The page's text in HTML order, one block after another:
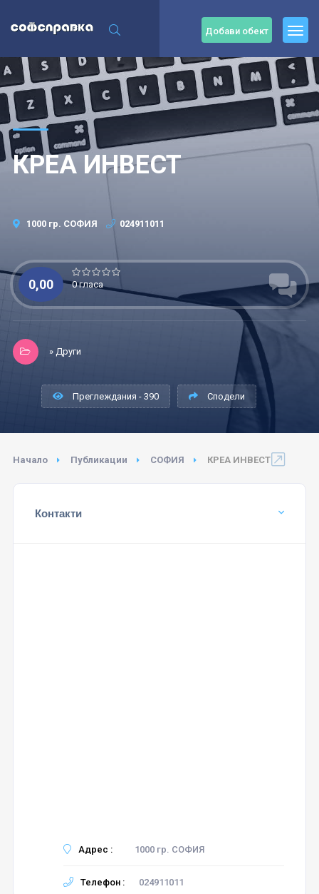
Добави обект
КРЕА ИНВЕСТ
1000 гр. СОФИЯ 024911011
0,00 0 гласа
» Други
Преглеждания - 390 Сподели
Начало Публикации СОФИЯ КРЕА ИНВЕСТ
Контакти
Адрес : 1000 гр. СОФИЯ
Телефон : 024911011